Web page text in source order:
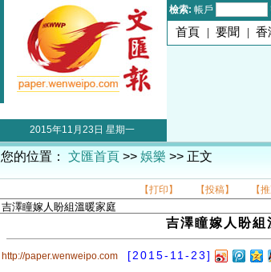
檢索: 帳戶
首頁 | 要聞 | 香
2015年11月23日 星期一
您的位置： 文匯首頁 >> 娛樂 >> 正文
【打印】 【投稿】 【
吉澤瞳嫁人盼組
http://paper.wenweipo.com [2015-11-23]